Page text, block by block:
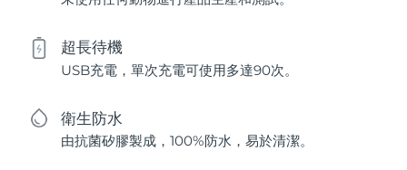
超長待機
USB充電，單次充電可使用多達90次。
衛生防水
由抗菌矽膠製成，100%防水，易於清潔。